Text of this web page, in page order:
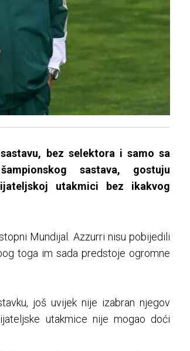
bez selektora i samo sa
sastava, gostuju
utakmici bez ikakvog
Mundijal. Azzurri nisu pobijedili
toga im sada predstoje ogromne
još uvijek nije izabran njegov
utakmice nije mogao doći